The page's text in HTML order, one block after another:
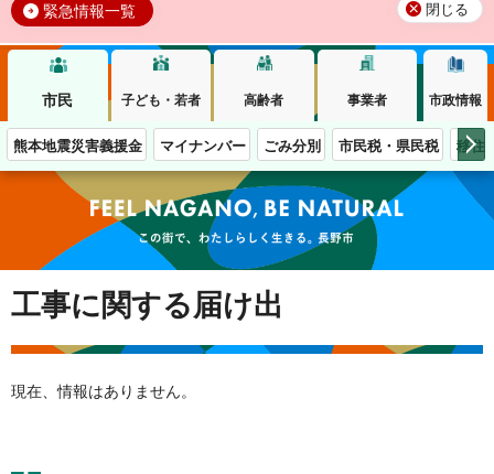
緊急情報一覧 閉じる
市民 子ども・若者 高齢者 事業者 市政情報
熊本地震災害義援金 マイナンバー ごみ分別 市民税・県民税 移住
この街で、わたしらしく生きる。長野市
工事に関する届け出
現在、情報はありません。